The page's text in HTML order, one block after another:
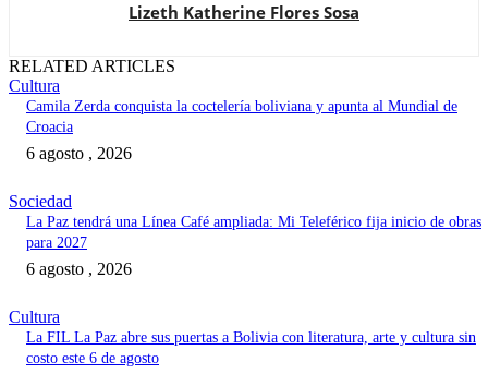
Lizeth Katherine Flores Sosa
RELATED ARTICLES
Cultura
Camila Zerda conquista la coctelería boliviana y apunta al Mundial de
Croacia
6 agosto , 2026
Sociedad
La Paz tendrá una Línea Café ampliada: Mi Teleférico fija inicio de obras
para 2027
6 agosto , 2026
Cultura
La FIL La Paz abre sus puertas a Bolivia con literatura, arte y cultura sin
costo este 6 de agosto